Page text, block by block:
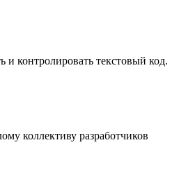
контролировать текстовый код.
коллективу разработчиков